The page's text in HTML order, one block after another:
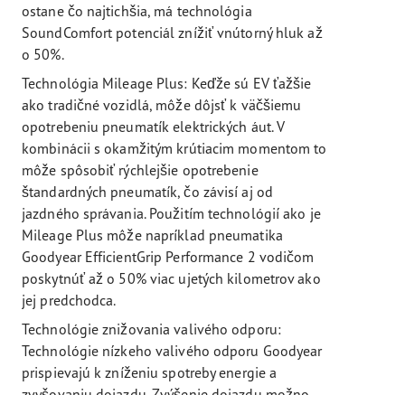
ostane čo najtichšia, má technológia
SoundComfort potenciál znížiť vnútorný hluk až
o 50%.
Technológia Mileage Plus: Keďže sú EV ťažšie
ako tradičné vozidlá, môže dôjsť k väčšiemu
opotrebeniu pneumatík elektrických áut. V
kombinácii s okamžitým krútiacim momentom to
môže spôsobiť rýchlejšie opotrebenie
štandardných pneumatík, čo závisí aj od
jazdného správania. Použitím technológií ako je
Mileage Plus môže napríklad pneumatika
Goodyear EfficientGrip Performance 2 vodičom
poskytnúť až o 50% viac ujetých kilometrov ako
jej predchodca.
Technológie znižovania valivého odporu:
Technológie nízkeho valivého odporu Goodyear
prispievajú k zníženiu spotreby energie a